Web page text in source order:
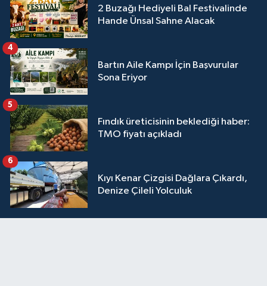
2 Buzağı Hediyeli Bal Festivalinde
Hande Ünsal Sahne Alacak
Bartın Aile Kampı İçin Başvurular
Sona Eriyor
4
Fındık üreticisinin beklediği haber:
TMO fiyatı açıkladı
5
Kıyı Kenar Çizgisi Dağlara Çıkardı,
Denize Çileli Yolculuk
6